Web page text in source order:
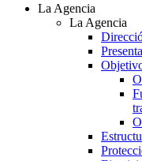
La Agencia
La Agencia